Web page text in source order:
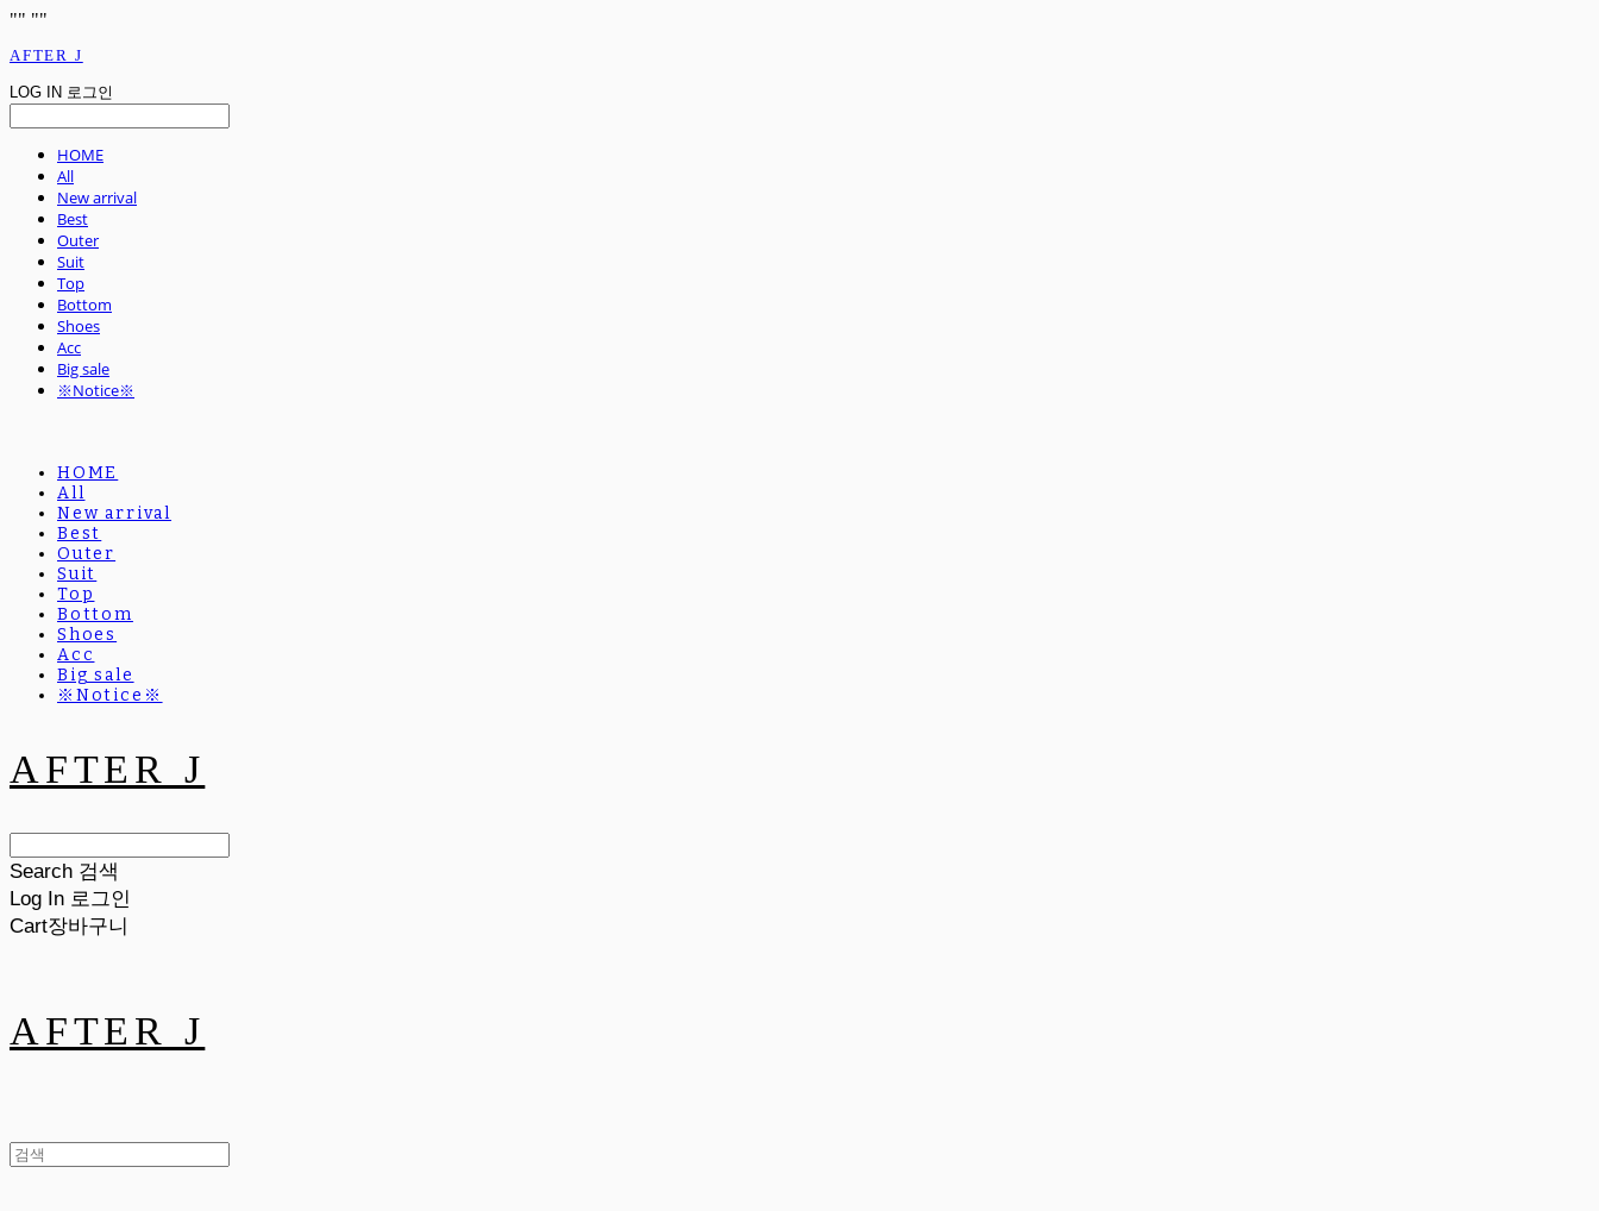
"" ""
AFTER J
LOG IN 로그인
HOME
All
New arrival
Best
Outer
Suit
Top
Bottom
Shoes
Acc
Big sale
※Notice※
HOME
All
New arrival
Best
Outer
Suit
Top
Bottom
Shoes
Acc
Big sale
※Notice※
AFTER J
Search 검색
Log In 로그인
Cart장바구니
AFTER J